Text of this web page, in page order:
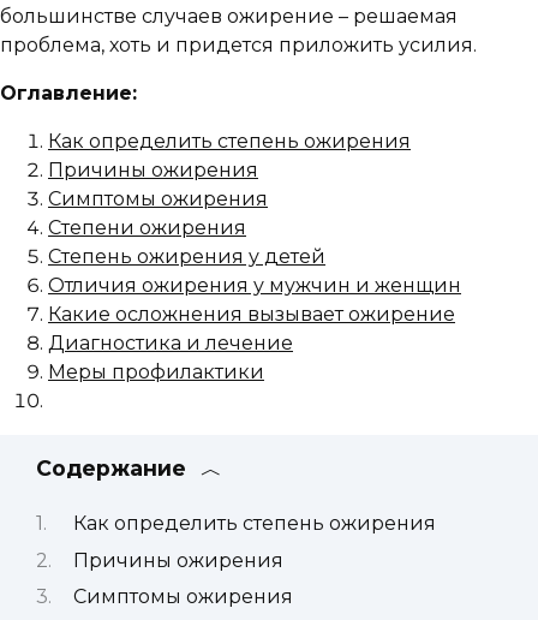
большинстве случаев ожирение – решаемая
проблема, хоть и придется приложить усилия.
Оглавление:
Как определить степень ожирения
Причины ожирения
Симптомы ожирения
Степени ожирения
Степень ожирения у детей
Отличия ожирения у мужчин и женщин
Какие осложнения вызывает ожирение
Диагностика и лечение
Меры профилактики
Содержание
Как определить степень ожирения
Причины ожирения
Симптомы ожирения